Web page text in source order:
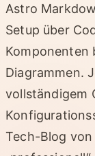
Astro
Setup über
Komponenten
Diagrammen.
vollständigem
Tech-Blog von